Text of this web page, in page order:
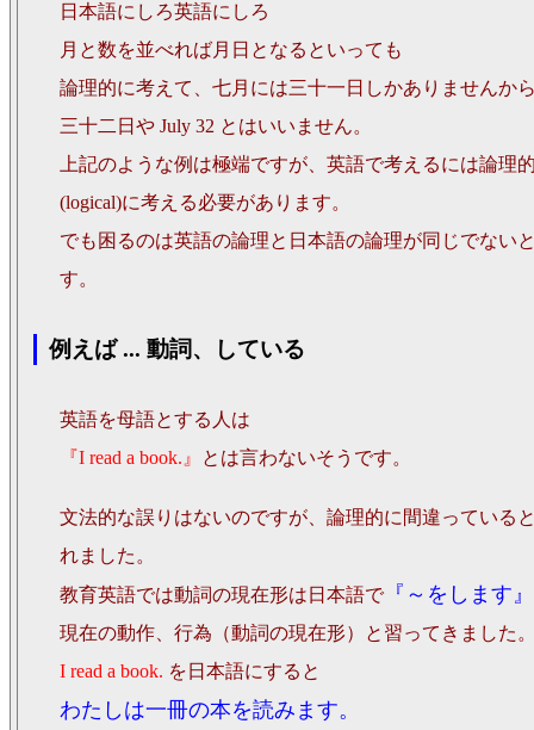
日本語にしろ英語にしろ
月と数を並べれば月日となるといっても
論理的に考えて、七月には三十一日しかありませんか
三十二日や July 32 とはいいません。
上記のような例は極端ですが、英語で考えるには論理
(logical)に考える必要があります。
でも困るのは英語の論理と日本語の論理が同じでない
す。
例えば ... 動詞、している
英語を母語とする人は
『I read a book.』
とは言わないそうです。
文法的な誤りはないのですが、論理的に間違っている
れました。
教育英語では動詞の現在形は日本語で『～をします』
現在の動作、行為（動詞の現在形）と習ってきました
I read a book. を日本語にすると
わたしは一冊の本を読みます。